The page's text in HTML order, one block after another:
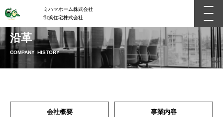
ミハマホーム株式会社
御浜住宅株式会社
沿革
COMPANY HISTORY
会社概要 事業内容